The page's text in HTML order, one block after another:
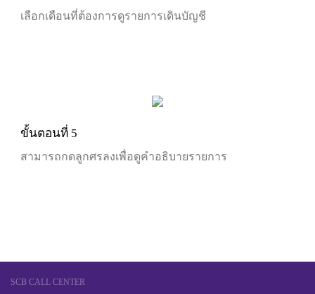
เลือกเดือนที่ต้องการดูรายการเดินบัญชี
ขั้นตอนที่ 5
สามารถกดลูกศรลงเพื่อดูคำอธิบายรายการ
SCB CALL CENTER